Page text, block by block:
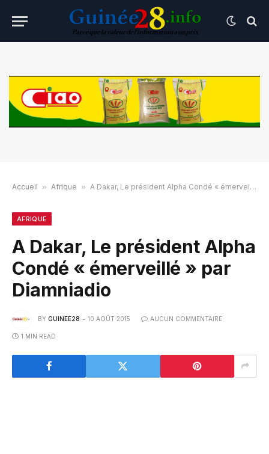
Accueil » Afrique » A Dakar, Le président Alpha Condé « émerveillé » par Diamniadio
AFRIQUE
A Dakar, Le président Alpha
Condé « émerveillé » par
Diamniadio
BY GUINEE28 10 AOÛT 2015 AUCUN COMMENTAIRE
1 MIN READ